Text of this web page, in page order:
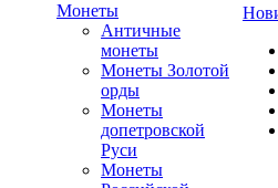
Монеты
Античные
монеты
Монеты Золотой
орды
Монеты
допетровской
Руси
Монеты